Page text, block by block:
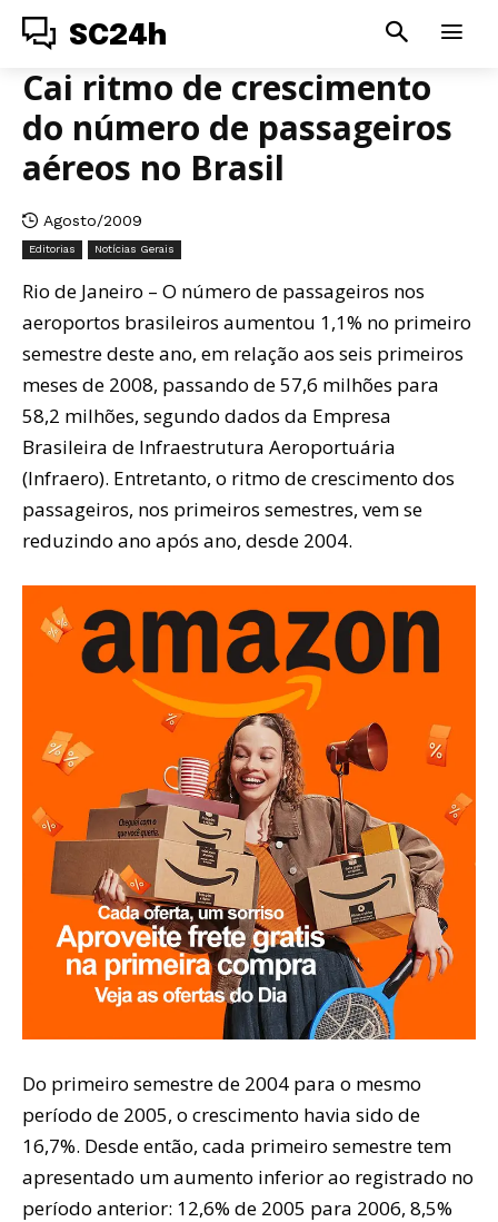
SC24h
Cai ritmo de crescimento
do número de passageiros
aéreos no Brasil
Agosto/2009
Editorias Notícias Gerais
Rio de Janeiro – O número de passageiros nos
aeroportos brasileiros aumentou 1,1% no primeiro
semestre deste ano, em relação aos seis primeiros
meses de 2008, passando de 57,6 milhões para
58,2 milhões, segundo dados da Empresa
Brasileira de Infraestrutura Aeroportuária
(Infraero). Entretanto, o ritmo de crescimento dos
passageiros, nos primeiros semestres, vem se
reduzindo ano após ano, desde 2004.
Do primeiro semestre de 2004 para o mesmo
período de 2005, o crescimento havia sido de
16,7%. Desde então, cada primeiro semestre tem
apresentado um aumento inferior ao registrado no
período anterior: 12,6% de 2005 para 2006, 8,5%